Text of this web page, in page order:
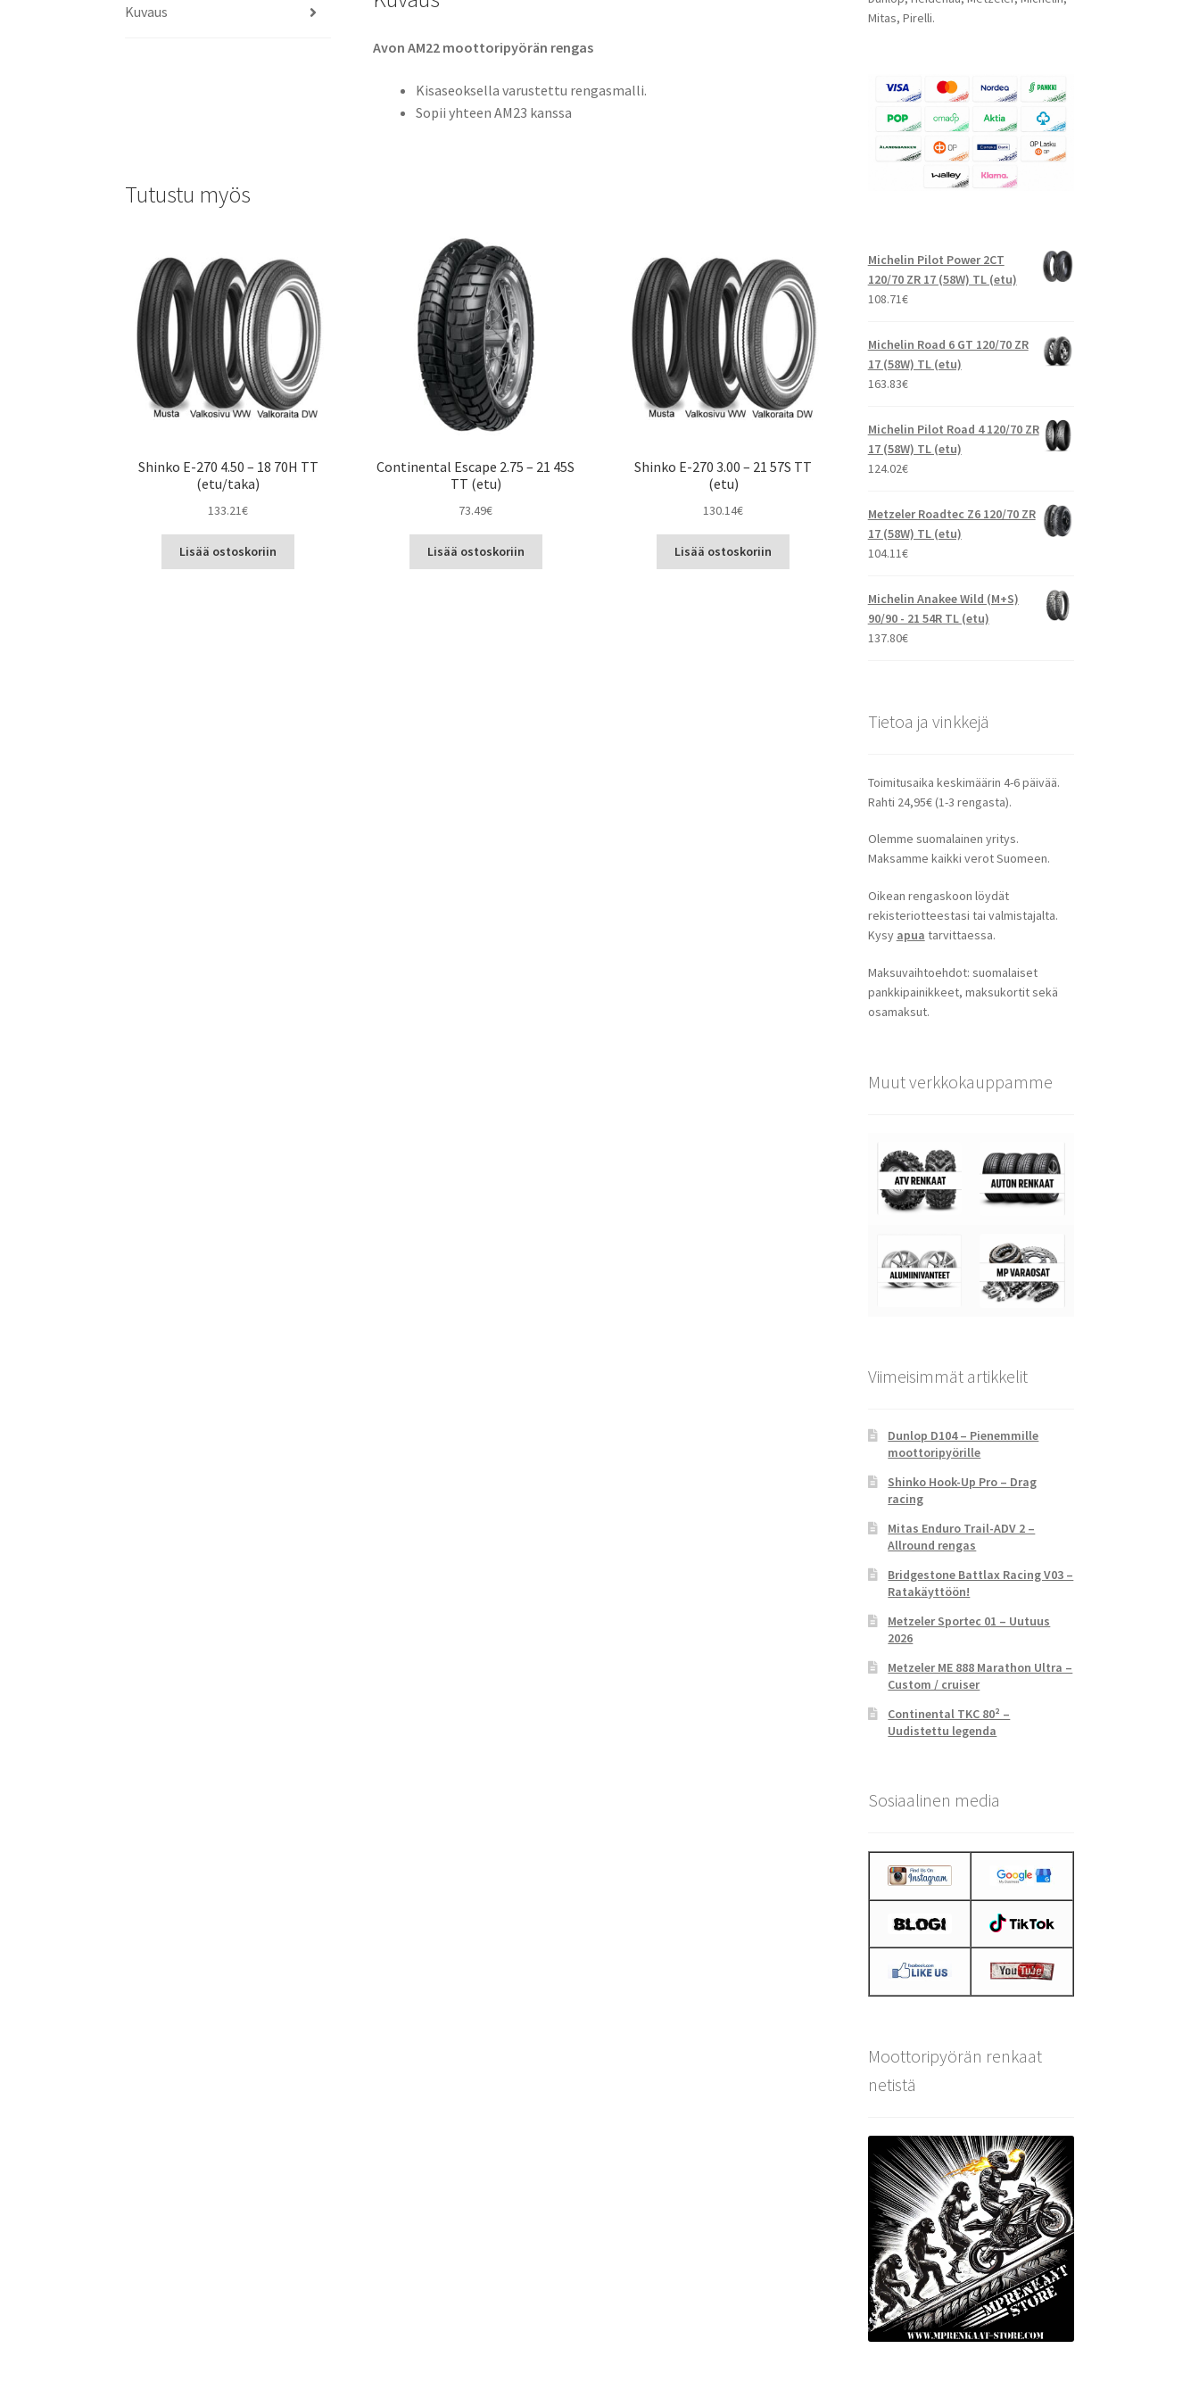
Kuvaus
Avon AM22 moottoripyörän rengas
Kisaseoksella varustettu rengasmalli.
Sopii yhteen AM23 kanssa
Tutustu myös
Shinko E-270 4.50 – 18 70H TT
(etu/taka)
133.21€
Lisää ostoskoriin
Continental Escape 2.75 – 21 45S
TT (etu)
73.49€
Lisää ostoskoriin
Shinko E-270 3.00 – 21 57S TT
(etu)
130.14€
Lisää ostoskoriin
Mitas, Pirelli.
Michelin Pilot Power 2CT
120/70 ZR 17 (58W) TL (etu)
108.71€
Michelin Road 6 GT 120/70 ZR
17 (58W) TL (etu)
163.83€
Michelin Pilot Road 4 120/70 ZR
17 (58W) TL (etu)
124.02€
Metzeler Roadtec Z6 120/70 ZR
17 (58W) TL (etu)
104.11€
Michelin Anakee Wild (M+S)
90/90 - 21 54R TL (etu)
137.80€
Tietoa ja vinkkejä
Toimitusaika keskimäärin 4-6 päivää.
Rahti 24,95€ (1-3 rengasta).
Olemme suomalainen yritys.
Maksamme kaikki verot Suomeen.
Oikean rengaskoon löydät
rekisteriotteestasi tai valmistajalta.
Kysy apua tarvittaessa.
Maksuvaihtoehdot: suomalaiset
pankkipainikkeet, maksukortit sekä
osamaksut.
Muut verkkokauppamme
Viimeisimmät artikkelit
Dunlop D104 – Pienemmille
moottoripyörille
Shinko Hook-Up Pro – Drag
racing
Mitas Enduro Trail-ADV 2 –
Allround rengas
Bridgestone Battlax Racing V03 –
Ratakäyttöön!
Metzeler Sportec 01 – Uutuus
2026
Metzeler ME 888 Marathon Ultra –
Custom / cruiser
Continental TKC 80² –
Uudistettu legenda
Sosiaalinen media
Moottoripyörän renkaat
netistä